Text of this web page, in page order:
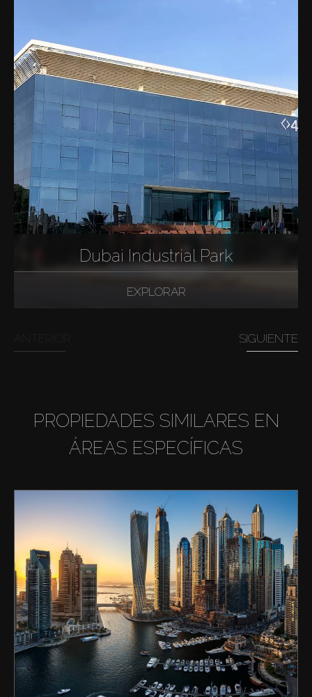
Dubai Industrial Park
EXPLORAR
SIGUIENTE
PROPIEDADES SIMILARES EN
ÁREAS ESPECÍFICAS